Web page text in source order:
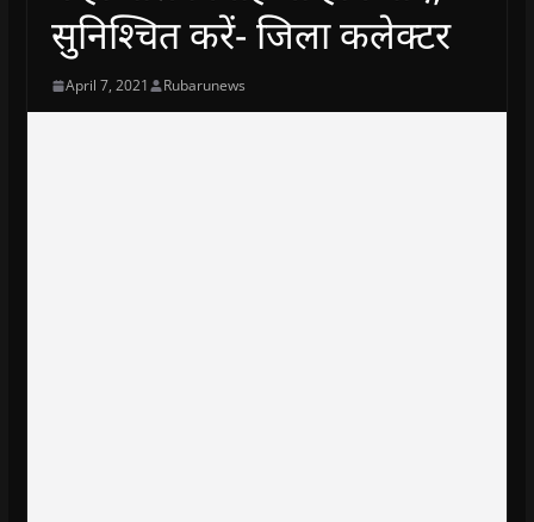
सुनिश्चित करें- जिला कलेक्टर
April 7, 2021 Rubarunews